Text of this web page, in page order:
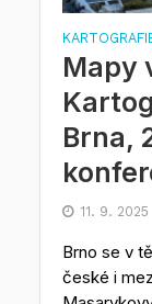
Mapy
Brna,
11. 9. 2025
Brno se v
české i